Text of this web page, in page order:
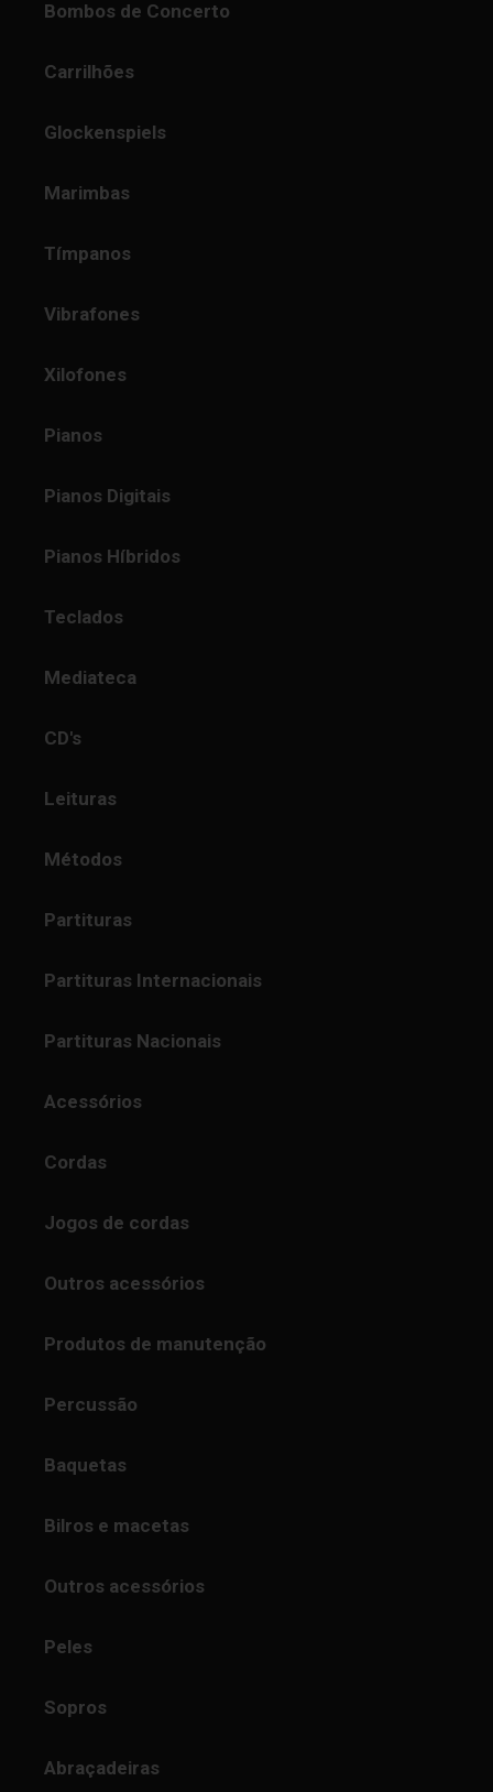
Bombos de Concerto
Carrilhões
Glockenspiels
Marimbas
Tímpanos
Vibrafones
Xilofones
Pianos
Pianos Digitais
Pianos Híbridos
Teclados
Mediateca
CD's
Leituras
Métodos
Partituras
Partituras Internacionais
Partituras Nacionais
Acessórios
Cordas
Jogos de cordas
Outros acessórios
Produtos de manutenção
Percussão
Baquetas
Bilros e macetas
Outros acessórios
Peles
Sopros
Abraçadeiras